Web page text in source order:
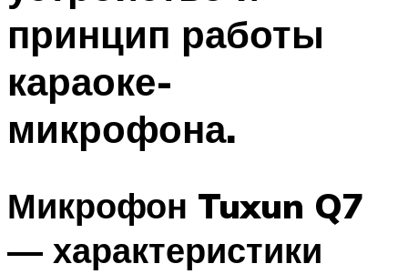
принцип работы
караоке-
микрофона.
Микрофон Tuxun Q7
— характеристики